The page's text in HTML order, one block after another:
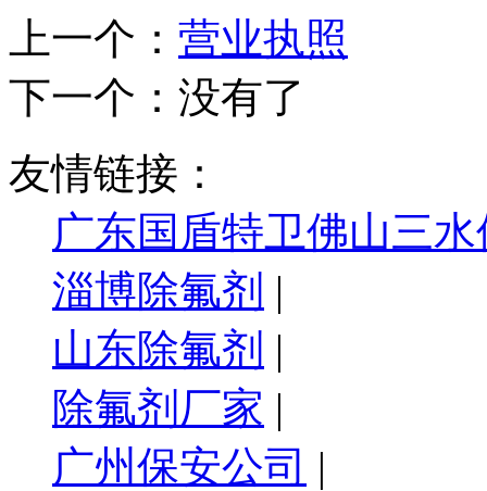
上一个： 营业执照
下一个：没有了
友情链接：
广东国盾特卫佛山三
淄博除氟剂 |
山东除氟剂 |
除氟剂厂家 |
广州保安公司 |